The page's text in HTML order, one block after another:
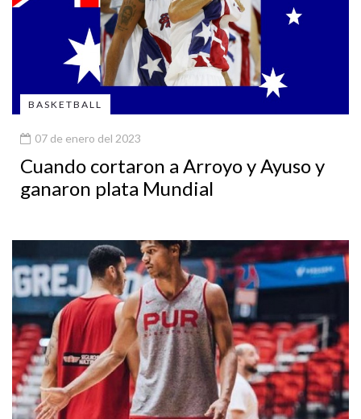
BASKETBALL
07 de enero del 2023
Cuando cortaron a Arroyo y Ayuso y
ganaron plata Mundial